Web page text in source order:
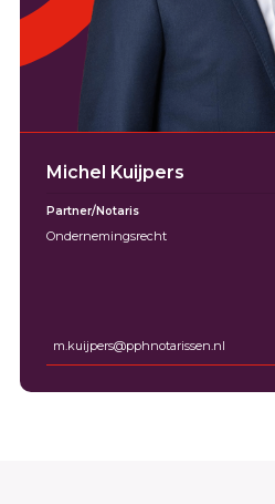
Michel Kuijpers
Partner/Notaris
Ondernemingsrecht
m.kuijpers@pphnotarissen.nl